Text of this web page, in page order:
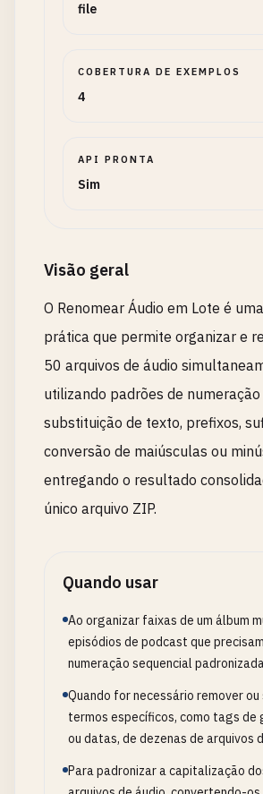
file
COBERTURA DE EXEMPLOS
4
API PRONTA
Sim
Visão geral
O Renomear Áudio em Lote é
prática que permite organizar e
50 arquivos de áudio
utilizando padrões de numeração
substituição de texto, prefixos,
conversão de maiúsculas ou
entregando o resultado
único arquivo ZIP.
Quando usar
Ao organizar faixas de um álbum
episódios de podcast que
numeração sequencial
Quando for necessário remover
termos específicos, como tags de
ou datas, de dezenas de arquivos
Para padronizar a capitalização